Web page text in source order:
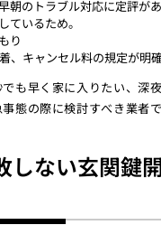
朝のトラブル対応に定評が
ているため。
り
、キャンセル料の規定が明
も早く家に入りたい、深
態の際に検討すべき業者で
しない玄関鍵